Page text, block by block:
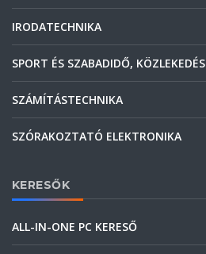
IRODATECHNIKA
SPORT ÉS SZABADIDŐ, KÖZLEKEDÉS
SZÁMÍTÁSTECHNIKA
SZÓRAKOZTATÓ ELEKTRONIKA
KERESŐK
ALL-IN-ONE PC KERESŐ